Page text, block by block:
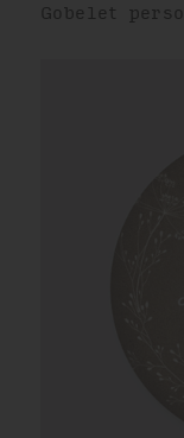
Gobelet